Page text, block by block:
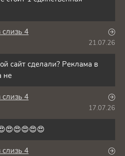
4
21.07.26
сайт сделали? Реклама в
не
4
17.07.26
4